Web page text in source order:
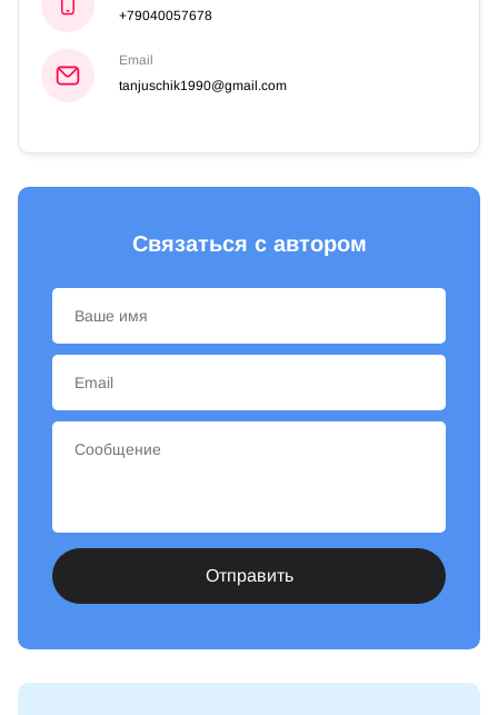
+79040057678
Email
tanjuschik1990@gmail.com
Связаться с автором
Отправить